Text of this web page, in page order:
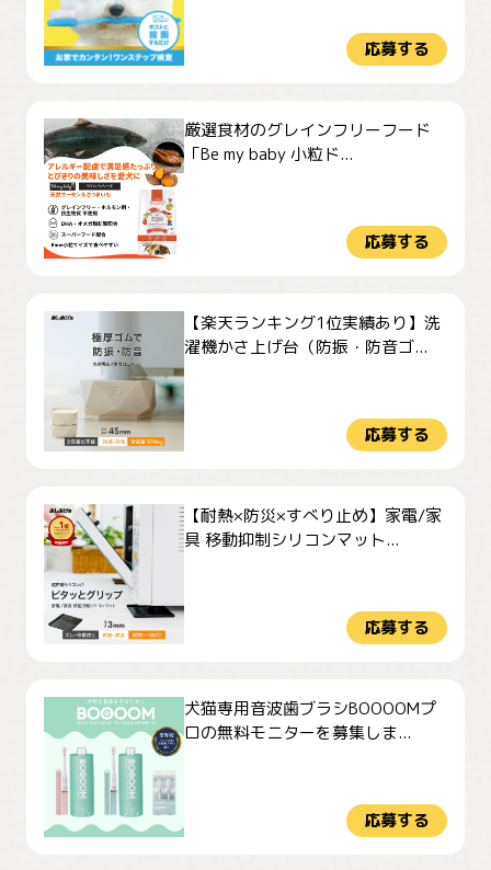
応募する
厳選食材のグレインフリーフード
「Be my baby 小粒ド...
応募する
【楽天ランキング1位実績あり】洗
濯機かさ上げ台（防振・防音ゴ...
応募する
【耐熱×防災×すべり止め】家電/家
具 移動抑制シリコンマット...
応募する
犬猫専用音波歯ブラシBOOOOMプ
ロの無料モニターを募集しま...
応募する